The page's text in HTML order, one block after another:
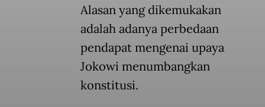
Alasan yang dikemukakan
adalah adanya perbedaan
pendapat mengenai upaya
Jokowi menumbangkan
konstitusi.